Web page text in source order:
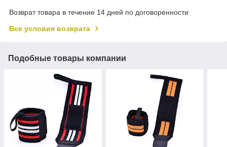
Возврат товара в течение 14 дней по договоренности
Все условия возврата
Подобные товары компании